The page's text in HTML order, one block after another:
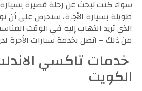
سواء كنت تبحث عن رحلة قصيرة بسيارة
طويلة بسيارة الأجرة، سنحرص على أن
الذي تريد الذهاب إليه في الوقت
من ذلك – اتصل بخدمة سيارات الأجرة
خدمات تاكسي
الكويت